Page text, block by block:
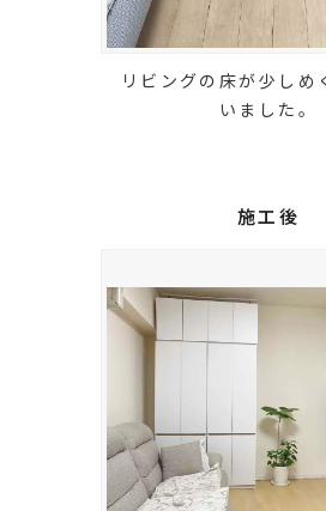
リビングの床が少しめ
いました。
施工後